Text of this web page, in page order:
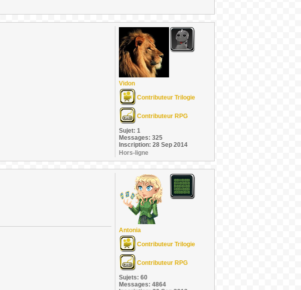
Vidon
Contributeur Trilogie
Contributeur RPG
Sujet: 1
Messages: 325
Inscription: 28 Sep 2014
Hors-ligne
Antonia
Contributeur Trilogie
Contributeur RPG
Sujets: 60
Messages: 4864